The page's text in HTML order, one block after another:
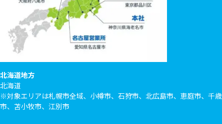
北海道地方
北海道
※対象エリアは札幌市全域、小樽市、石狩市、北広島市、恵庭市、千歳
市、苫小牧市、江別市